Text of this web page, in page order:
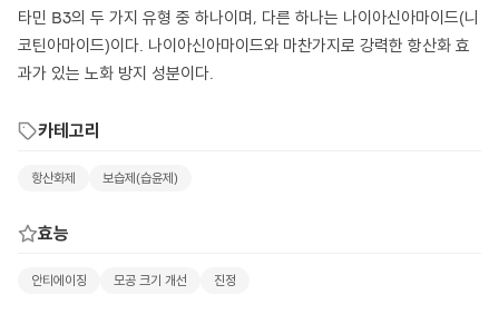
타민 B3의 두 가지 유형 중 하나이며, 다른 하나는 나이아신아마이드(니
코틴아마이드)이다. 나이아신아마이드와 마찬가지로 강력한 항산화 효
과가 있는 노화 방지 성분이다.
카테고리
항산화제 보습제(습윤제)
효능
안티에이징 모공 크기 개선 진정